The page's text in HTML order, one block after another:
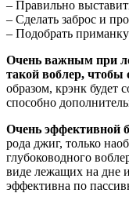
– Правильно
– Сделать заброс и
– Подобрать
Очень важным при
такой воблер, чтобы
образом, крэнк будет
способно
Очень эффективной
рода джиг, только
глубоководного
виде лежащих на дне
эффективна по